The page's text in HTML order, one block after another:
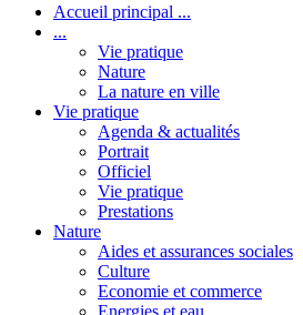
Accueil principal ...
...
Vie pratique
Nature
La nature en ville
Vie pratique
Agenda & actualités
Portrait
Officiel
Vie pratique
Prestations
Nature
Aides et assurances sociales
Culture
Economie et commerce
Energies et eau